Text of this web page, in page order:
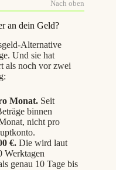
Nach oben
an dein Geld?
Alternative
Und sie hat
als noch vor zwei
Monat. Seit
binnen
nicht pro
€. Die wird laut
Werktagen
genau 10 Tage bis